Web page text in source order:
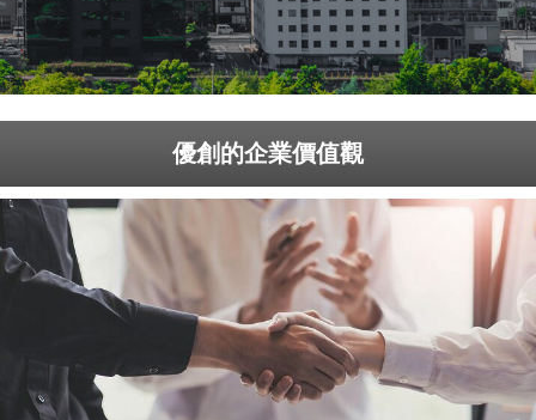
優創的企業價值觀